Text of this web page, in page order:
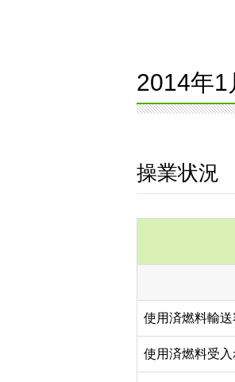
2014年1
操業状況
使用済燃料輸
使用済燃料受